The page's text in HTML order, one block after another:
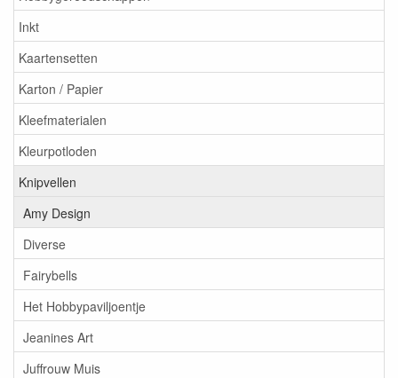
Inkt
Kaartensetten
Karton / Papier
Kleefmaterialen
Kleurpotloden
Knipvellen
Amy Design
Diverse
Fairybells
Het Hobbypaviljoentje
Jeanines Art
Juffrouw Muis